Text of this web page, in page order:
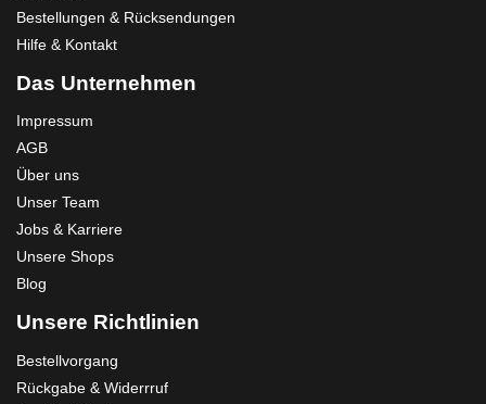
Bestellungen & Rücksendungen
Hilfe & Kontakt
Das Unternehmen
Impressum
AGB
Über uns
Unser Team
Jobs & Karriere
Unsere Shops
Blog
Unsere Richtlinien
Bestellvorgang
Rückgabe & Widerrruf